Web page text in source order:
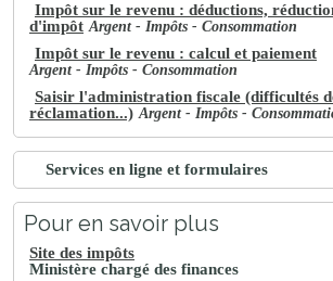
Impôt sur le revenu : déductions,
d'impôt Argent - Impôts - Consommation
Impôt sur le revenu : calcul et paiement
Argent - Impôts - Consommation
Saisir l'administration fiscale (difficultés
réclamation...) Argent - Impôts -
Services en ligne et formulaires
Pour en savoir plus
Site des impôts
Ministère chargé des finances